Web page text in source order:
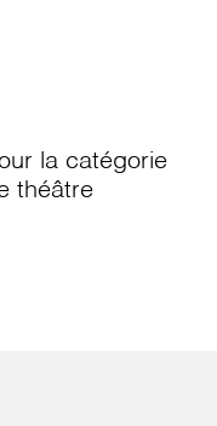
la catégorie
théâtre